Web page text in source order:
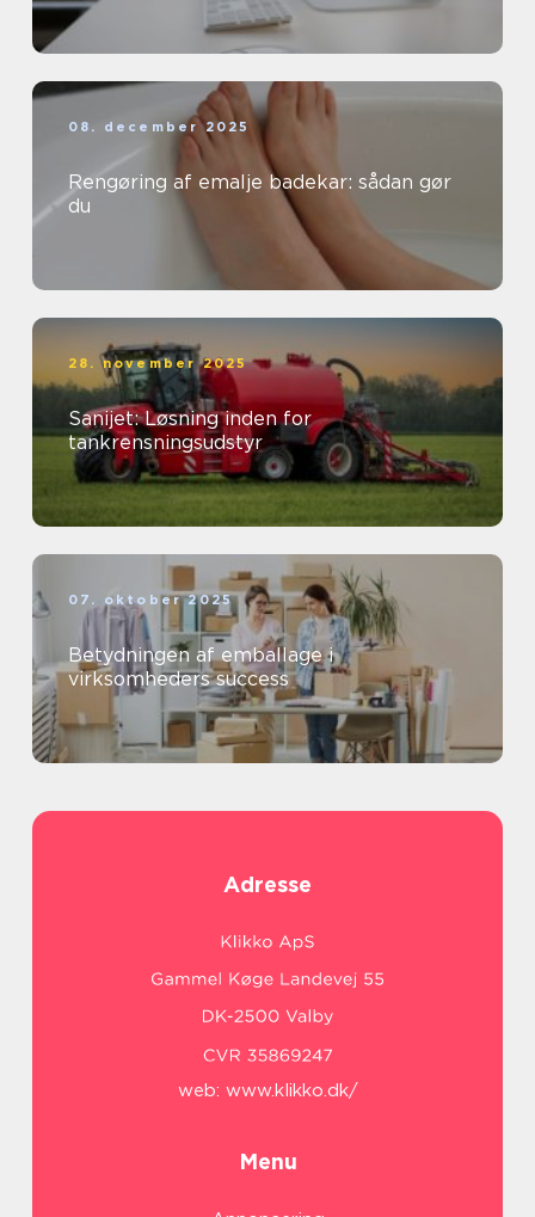
08. december 2025
Rengøring af emalje badekar: sådan gør
du
28. november 2025
Sanijet: Løsning inden for
tankrensningsudstyr
07. oktober 2025
Betydningen af emballage i
virksomheders success
Adresse
web: www.klikko.dk/
Menu